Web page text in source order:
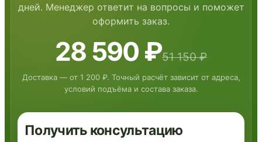
дней. Менеджер ответит на вопросы и поможет
оформить заказ.
28 590 ₽51 150 ₽
Доставка — от 1 200 ₽. Точный расчёт зависит от адреса,
условий подъёма и состава заказа.
Получить консультацию